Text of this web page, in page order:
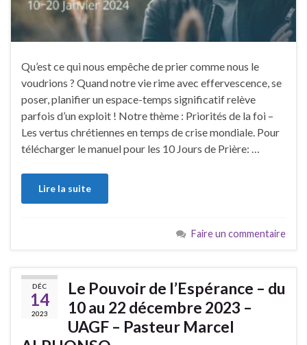
Qu’est ce qui nous empêche de prier comme nous le
voudrions ? Quand notre vie rime avec effervescence, se
poser, planifier un espace-temps significatif relève
parfois d’un exploit ! Notre thème : Priorités de la foi –
Les vertus chrétiennes en temps de crise mondiale. Pour
télécharger le manuel pour les 10 Jours de Prière: …
Lire la suite
Faire un commentaire
DÉC
14
2023
Le Pouvoir de l’Espérance – du
10 au 22 décembre 2023 –
UAGF – Pasteur Marcel